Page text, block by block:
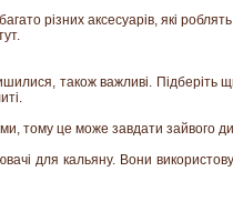
різних аксесуарів, які
також важливі. Підберіть
тому це може завдати зайвого
для кальяну. Вони